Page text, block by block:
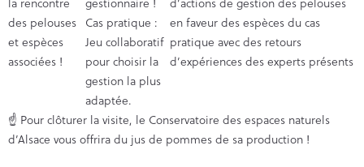
des pelouses
et espèces
associées !
Cas pratique :
Jeu collaboratif
pour choisir la
gestion la plus
adaptée.
en faveur des espèces du cas
pratique avec des retours
d’expériences des experts présents
☝️ Pour clôturer la visite, le Conservatoire des espaces naturels
d’Alsace vous offrira du jus de pommes de sa production !